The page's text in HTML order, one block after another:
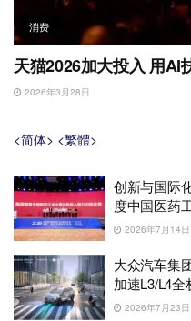
消费
天猫2026加大投入 用AI
2026年3月28日
<简体> <繁體>
创新与国际
度中国医药
2026年7月14日
大众汽车集
加速L3/L4
2026年7月23日